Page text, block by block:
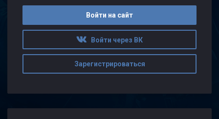
Войти на сайт
Войти через ВК
Зарегистрироваться